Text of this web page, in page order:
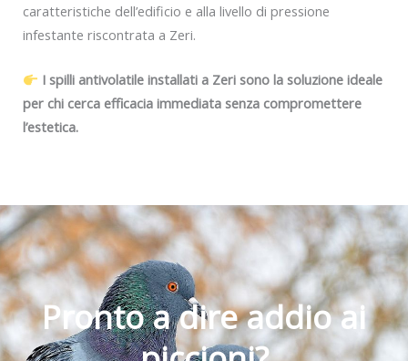
caratteristiche dell’edificio e alla livello di pressione
infestante riscontrata a Zeri.
I spilli antivolatile installati a Zeri sono la soluzione ideale
per chi cerca efficacia immediata senza compromettere
l’estetica.
Pronto a dire addio ai